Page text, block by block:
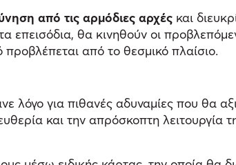
από τις αρμόδιες αρχές και
επεισόδια, θα κινηθούν οι
προβλέπεται από το θεσμικό πλαίσιο.
λόγο για πιθανές αδυναμίες που θα
και την απρόσκοπτη λειτουργία